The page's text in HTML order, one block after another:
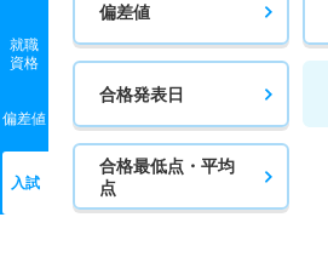
就職
資格
偏差値
入試
偏差値
合格発表日
合格最低点・平均
点